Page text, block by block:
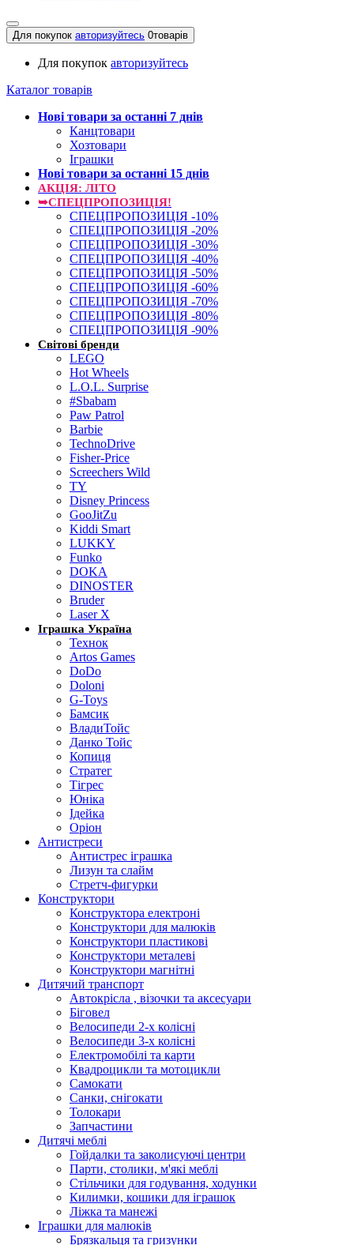
Для покупок авторизуйтесь 0товарів
Для покупок авторизуйтесь
Каталог товарів
Нові товари за останнi 7 днiв
Канцтовари
Хозтовари
Іграшки
Нові товари за останнi 15 днiв
АКЦІЯ: ЛІТО
➥СПЕЦПРОПОЗИЦІЯ!
СПЕЦПРОПОЗИЦІЯ -10%
СПЕЦПРОПОЗИЦІЯ -20%
СПЕЦПРОПОЗИЦІЯ -30%
СПЕЦПРОПОЗИЦІЯ -40%
СПЕЦПРОПОЗИЦІЯ -50%
СПЕЦПРОПОЗИЦІЯ -60%
СПЕЦПРОПОЗИЦІЯ -70%
СПЕЦПРОПОЗИЦІЯ -80%
СПЕЦПРОПОЗИЦІЯ -90%
Світові бренди
LEGO
Hot Wheels
L.O.L. Surprise
#Sbabam
Paw Patrol
Barbie
TechnoDrive
Fisher-Price
Screechers Wild
TY
Disney Princess
GooJitZu
Kiddi Smart
LUKKY
Funko
DOKA
DINOSTER
Bruder
Laser X
Іграшка Україна
Технок
Artos Games
DoDo
Doloni
G-Toys
Бамсик
ВладиТойс
Данко Тойс
Копиця
Стратег
Тігрес
Юніка
Ідейка
Оріон
Антистреси
Антистрес іграшка
Лизун та слайм
Стретч-фигурки
Конструктори
Конструктора електроні
Конструктори для малюків
Конструктори пластикові
Конструктори металеві
Конструктори магнітні
Дитячий транспорт
Автокрісла , візочки та аксесуари
Біговел
Велосипеди 2-х колісні
Велосипеди 3-х колісні
Електромобілі та карти
Квадроцикли та мотоцикли
Самокати
Санки, снігокати
Толокари
Запчастини
Дитячі меблі
Гойдалки та заколисуючі центри
Парти, столики, м'які меблі
Стільчики для годування, ходунки
Килимки, кошики для іграшок
Ліжка та манежі
Іграшки для малюків
Брязкальця та гризунки